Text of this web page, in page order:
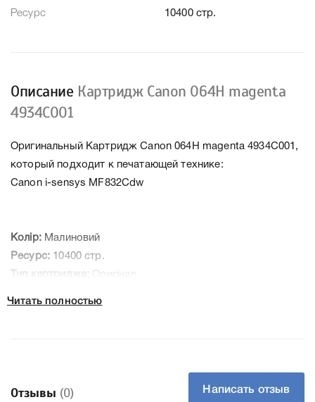
Ресурс 10400 стр.
Описание Картридж Canon 064H magenta
4934C001
Оригинальный Картридж Canon 064H magenta 4934C001,
который подходит к печатающей технике:
Canon i-sensys MF832Cdw
Колір:Малиновий
Ресурс: 10400 стр.
Тип картриджа: Оригінал
К Canon 064H magenta 4934C001 мы подготовили
Читать полностью
Отзывы (0) Написать отзыв